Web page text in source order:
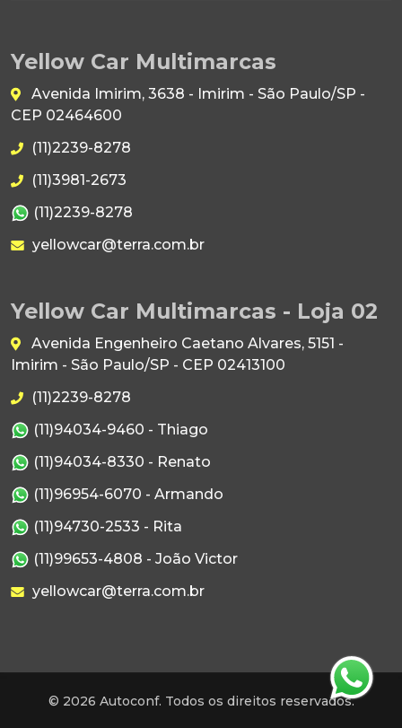
Yellow Car Multimarcas
Avenida Imirim, 3638 - Imirim - São Paulo/SP -
CEP 02464600
(11)2239-8278
(11)3981-2673
(11)2239-8278
yellowcar@terra.com.br
Yellow Car Multimarcas - Loja 02
Avenida Engenheiro Caetano Alvares, 5151 -
Imirim - São Paulo/SP - CEP 02413100
(11)2239-8278
(11)94034-9460 - Thiago
(11)94034-8330 - Renato
(11)96954-6070 - Armando
(11)94730-2533 - Rita
(11)99653-4808 - João Victor
yellowcar@terra.com.br
© 2026 Autoconf. Todos os direitos reservados.